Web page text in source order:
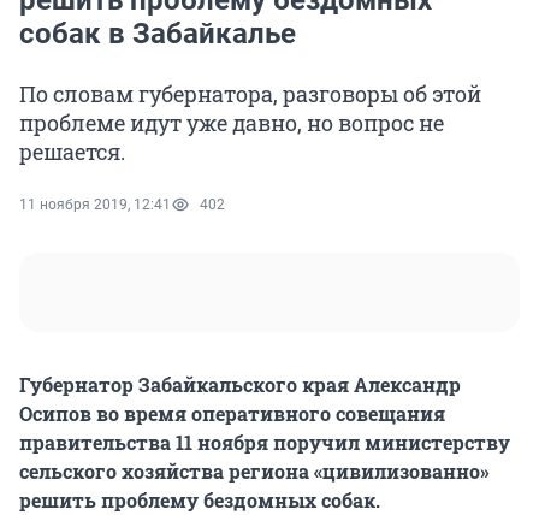
собак в Забайкалье
По словам губернатора, разговоры об этой
проблеме идут уже давно, но вопрос не
решается.
11 ноября 2019, 12:41 402
Губернатор Забайкальского края Александр
Осипов во время оперативного совещания
правительства 11 ноября поручил министерству
сельского хозяйства региона «цивилизованно»
решить проблему бездомных собак.